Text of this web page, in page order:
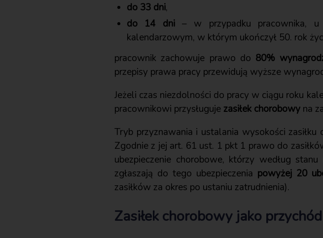
do 33 dni,
do 14 dni– w przypadku pracownika, u
kalendarzowym, w którym ukończył 50. rok
pracownik zachowuje prawo do 80%
przepisy prawa pracy przewidują wyższe
Jeżeli czas niezdolności do pracy w ciągu roku
pracownikowi przysługuje zasiłek chorobowy na
Tryb przyznawania i ustalania wysokości
Zgodnie z jej art. 61 ust. 1 pkt 1 prawo do
ubezpieczenie chorobowe, którzy według stanu
zgłaszają do tego ubezpieczenia powyżej 20
zasiłków za okres po ustaniu zatrudnienia).
Zasiłek chorobowy jako